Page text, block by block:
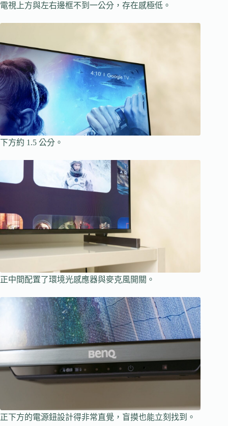
電視上方與左右邊框不到一公分，存在感極低。
下方約 1.5 公分。
正中間配置了環境光感應器與麥克風開關。
正下方的電源鈕設計得非常直覺，盲摸也能立刻找到。